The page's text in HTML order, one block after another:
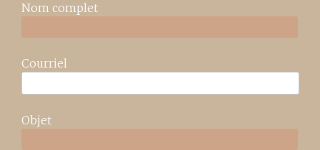
Nom complet
Courriel
Objet